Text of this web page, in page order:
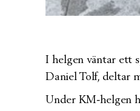
I helgen väntar ett
Daniel Tolf, deltar
Under KM-helgen